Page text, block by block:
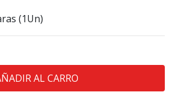
(1Un)